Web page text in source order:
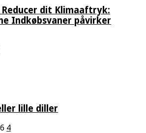
Reducer dit Klimaaftryk:
Indkøbsvaner påvirker
lille diller
4